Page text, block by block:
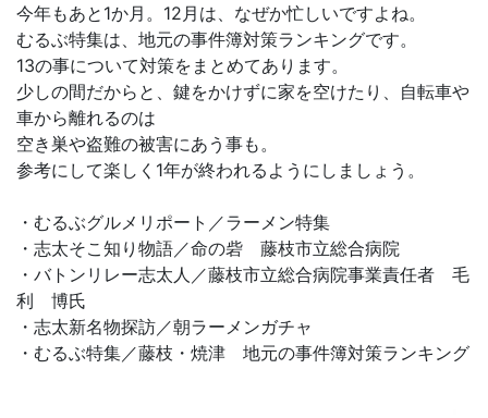
お問合せ
今年もあと1か月。12月は、なぜか忙しいですよね。
むるぶ特集は、地元の事件簿対策ランキングです。
13の事について対策をまとめてあります。
少しの間だからと、鍵をかけずに家を空けたり、自転車や
車から離れるのは
空き巣や盗難の被害にあう事も。
参考にして楽しく1年が終われるようにしましょう。
・むるぶグルメリポート／ラーメン特集
・志太そこ知り物語／命の砦 藤枝市立総合病院
・バトンリレー志太人／藤枝市立総合病院事業責任者 毛
利 博氏
・志太新名物探訪／朝ラーメンガチャ
・むるぶ特集／藤枝・焼津 地元の事件簿対策ランキング